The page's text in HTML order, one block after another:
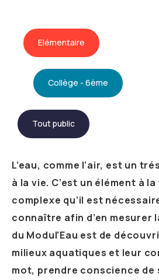
Elémentaire
Collège - 6ème
Tout public
L’eau, comme l’air, est un
à la vie. C’est un élément à
complexe qu’il est
connaître afin d’en mesurer
du Modul’Eau est de
milieux aquatiques et leur
mot, prendre conscience de